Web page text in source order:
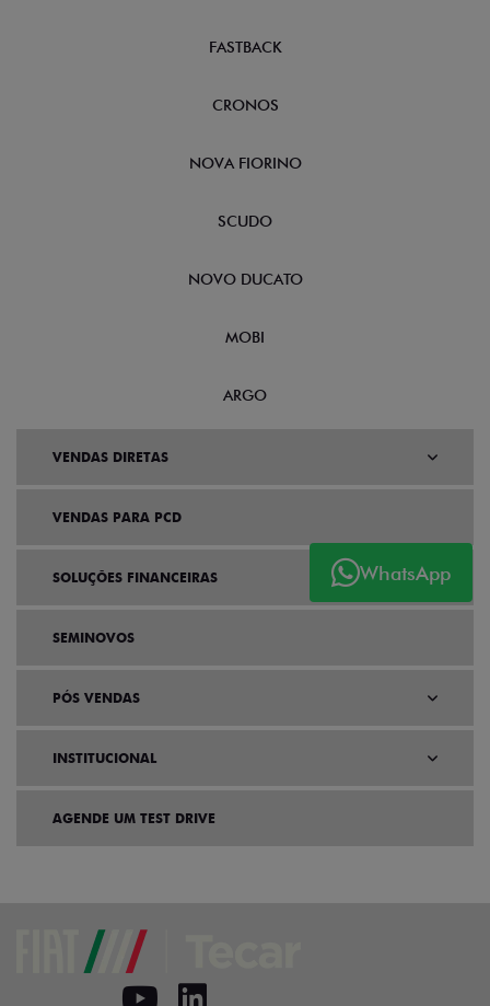
WhatsApp
FASTBACK
CRONOS
NOVA FIORINO
SCUDO
NOVO DUCATO
MOBI
ARGO
VENDAS DIRETAS
VENDAS PARA PCD
SOLUÇÕES FINANCEIRAS
SEMINOVOS
PÓS VENDAS
INSTITUCIONAL
AGENDE UM TEST DRIVE